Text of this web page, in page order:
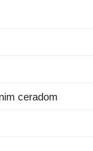
ceradom